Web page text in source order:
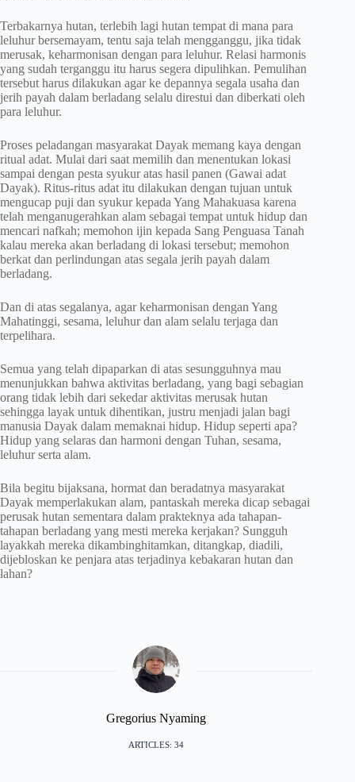
Terbakarnya hutan, terlebih lagi hutan tempat di mana para
leluhur bersemayam, tentu saja telah mengganggu, jika tidak
merusak, keharmonisan dengan para leluhur. Relasi harmonis
yang sudah terganggu itu harus segera dipulihkan. Pemulihan
tersebut harus dilakukan agar ke depannya segala usaha dan
jerih payah dalam berladang selalu direstui dan diberkati oleh
para leluhur.
Proses peladangan masyarakat Dayak memang kaya dengan
ritual adat. Mulai dari saat memilih dan menentukan lokasi
sampai dengan pesta syukur atas hasil panen (Gawai adat
Dayak). Ritus-ritus adat itu dilakukan dengan tujuan untuk
mengucap puji dan syukur kepada Yang Mahakuasa karena
telah menganugerahkan alam sebagai tempat untuk hidup dan
mencari nafkah; memohon ijin kepada Sang Penguasa Tanah
kalau mereka akan berladang di lokasi tersebut; memohon
berkat dan perlindungan atas segala jerih payah dalam
berladang.
Dan di atas segalanya, agar keharmonisan dengan Yang
Mahatinggi, sesama, leluhur dan alam selalu terjaga dan
terpelihara.
Semua yang telah dipaparkan di atas sesungguhnya mau
menunjukkan bahwa aktivitas berladang, yang bagi sebagian
orang tidak lebih dari sekedar aktivitas merusak hutan
sehingga layak untuk dihentikan, justru menjadi jalan bagi
manusia Dayak dalam memaknai hidup. Hidup seperti apa?
Hidup yang selaras dan harmoni dengan Tuhan, sesama,
leluhur serta alam.
Bila begitu bijaksana, hormat dan beradatnya masyarakat
Dayak memperlakukan alam, pantaskah mereka dicap sebagai
perusak hutan sementara dalam prakteknya ada tahapan-
tahapan berladang yang mesti mereka kerjakan? Sungguh
layakkah mereka dikambinghitamkan, ditangkap, diadili,
dijebloskan ke penjara atas terjadinya kebakaran hutan dan
lahan?
Gregorius Nyaming
ARTICLES: 34